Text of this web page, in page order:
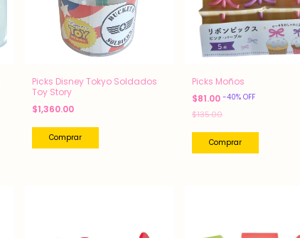
Picks Disney Tokyo Soldados
Toy Story
$1,360.00
Comprar
Picks Moños
$81.00 -40% OFF
$135.00